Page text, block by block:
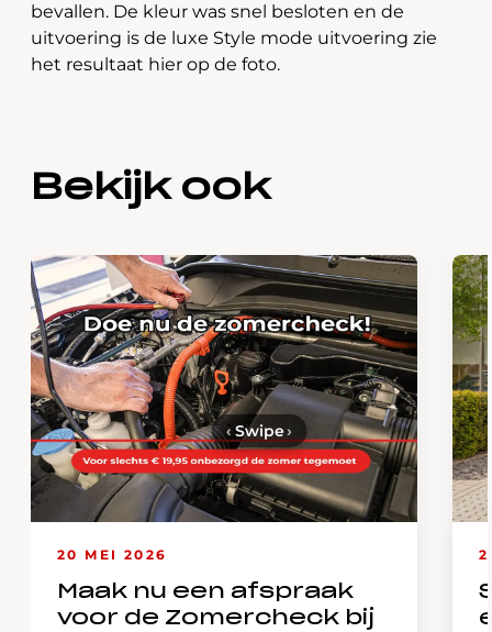
bevallen. De kleur was snel besloten en de
uitvoering is de luxe Style mode uitvoering zie
het resultaat hier op de foto.
Bekijk ook
20 MEI 2026
Maak nu een afspraak
voor de Zomercheck bij
‹ Swipe›